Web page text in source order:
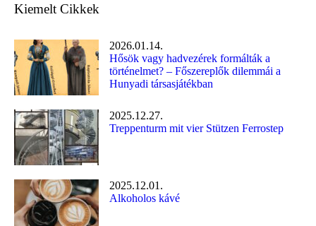
Kiemelt Cikkek
2026.01.14.
Hősök vagy hadvezérek formálták a
történelmet? – Főszereplők dilemmái a
Hunyadi társasjátékban
2025.12.27.
Treppenturm mit vier Stützen Ferrostep
2025.12.01.
Alkoholos kávé